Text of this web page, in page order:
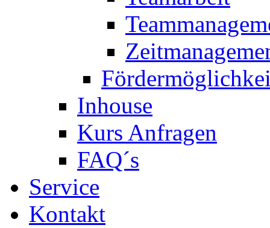
Inhouse
Kurs Anfragen
FAQ´s
Service
Kontakt